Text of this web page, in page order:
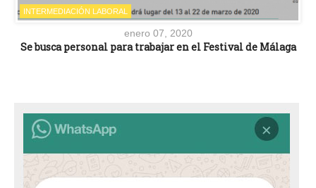
INTERMEDIACIÓN LABORAL
enero 07, 2020
Se busca personal para trabajar en el Festival de Málaga